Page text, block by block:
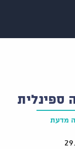
ספינלית
מדעת